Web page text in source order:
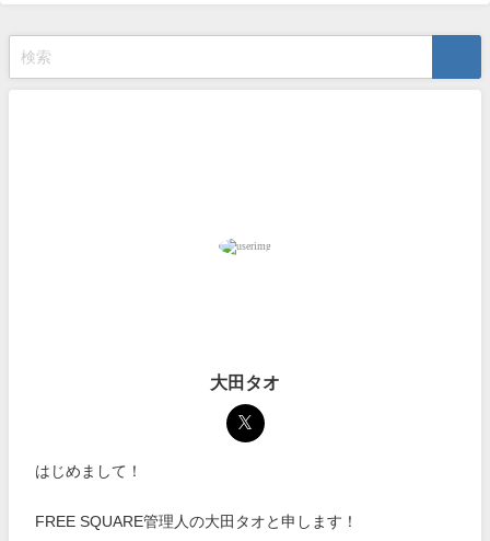
大田タオ
はじめまして！
FREE SQUARE管理人の大田タオと申します！